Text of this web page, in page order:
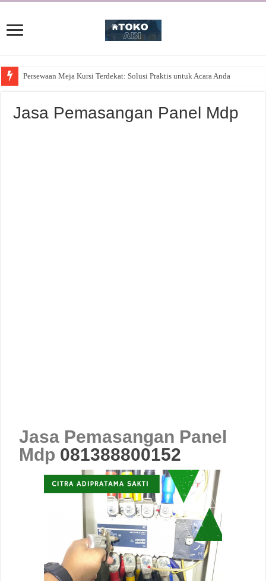
Persewaan Meja Kursi Terdekat: Solusi Praktis untuk Acara Anda
Jasa Pemasangan Panel Mdp
Jasa Pemasangan Panel
Mdp 081388800152